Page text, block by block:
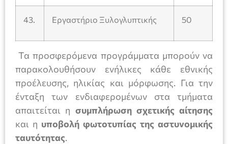
43. Εργαστήριο Ξυλογλυπτικής 50
Τα προσφερόμενα προγράμματα μπορούν να
παρακολουθήσουν ενήλικες κάθε εθνικής
προέλευσης, ηλικίας και μόρφωσης. Για την
ένταξη των ενδιαφερομένων στα τμήματα
απαιτείται η συμπλήρωση σχετικής αίτησης
και η υποβολή φωτοτυπίας της αστυνομικής
ταυτότητας.